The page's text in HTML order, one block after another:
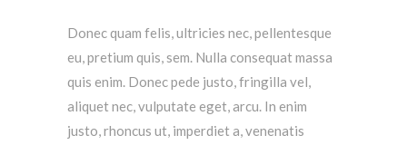
Donec quam felis, ultricies nec, pellentesque
eu, pretium quis, sem. Nulla consequat massa
quis enim. Donec pede justo, fringilla vel,
aliquet nec, vulputate eget, arcu. In enim
justo, rhoncus ut, imperdiet a, venenatis